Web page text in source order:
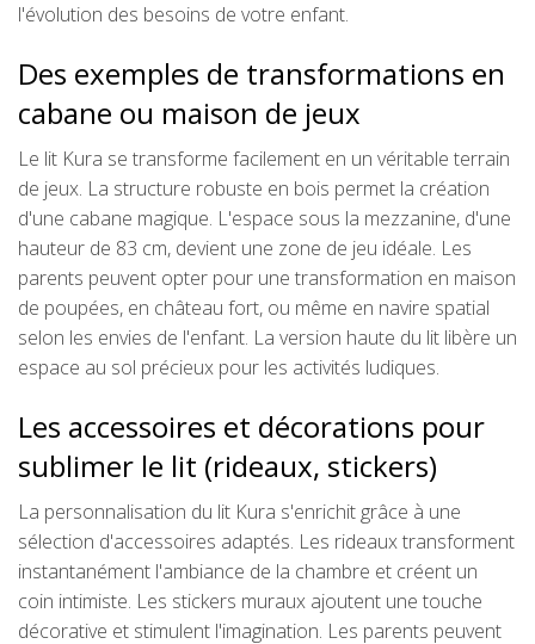
l'évolution des besoins de votre enfant.
Des exemples de transformations en
cabane ou maison de jeux
Le lit Kura se transforme facilement en un véritable terrain
de jeux. La structure robuste en bois permet la création
d'une cabane magique. L'espace sous la mezzanine, d'une
hauteur de 83 cm, devient une zone de jeu idéale. Les
parents peuvent opter pour une transformation en maison
de poupées, en château fort, ou même en navire spatial
selon les envies de l'enfant. La version haute du lit libère un
espace au sol précieux pour les activités ludiques.
Les accessoires et décorations pour
sublimer le lit (rideaux, stickers)
La personnalisation du lit Kura s'enrichit grâce à une
sélection d'accessoires adaptés. Les rideaux transforment
instantanément l'ambiance de la chambre et créent un
coin intimiste. Les stickers muraux ajoutent une touche
décorative et stimulent l'imagination. Les parents peuvent